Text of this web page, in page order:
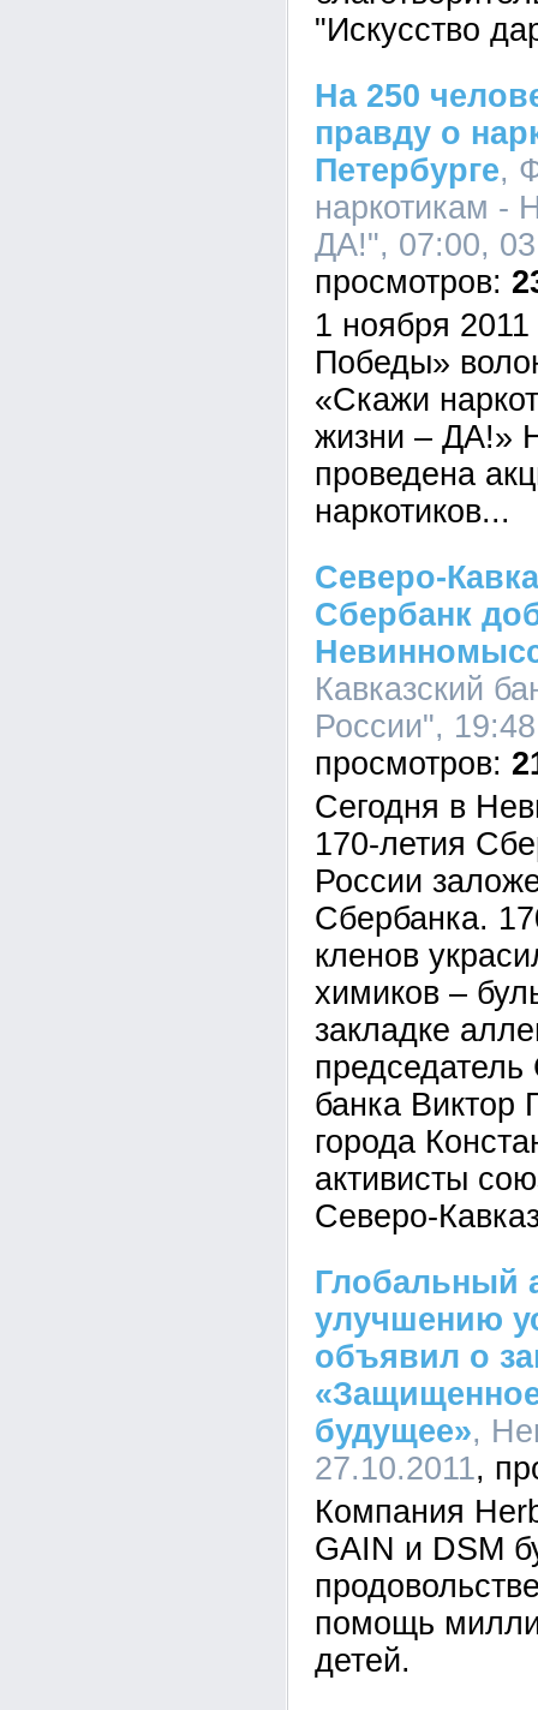
"Искусство
На 250
правду о
Петербурге,
наркотикам -
ДА!", 07:00,
1 ноября
Победы»
«Скажи
жизни – ДА!»
проведена
наркотиков...
Северо-
Сбербанк
Кавказский
России",
Сегодня в
170-летия
России
Сбербанка.
кленов
химиков –
закладке
председатель
банка Виктор
города
активисты
Северо-
Глобальный
улучшению
объявил о
будущее»,
27.10.2011
Компания
GAIN и DSM
помощь
детей.